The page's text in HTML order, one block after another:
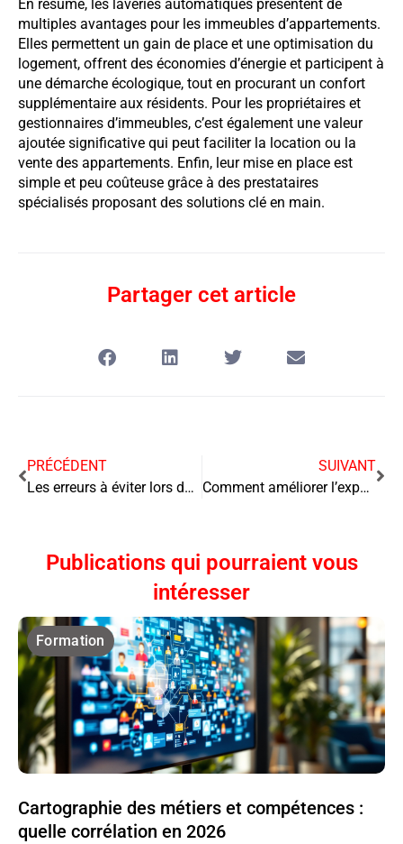
En résumé, les laveries automatiques présentent de
multiples avantages pour les immeubles d’appartements.
Elles permettent un gain de place et une optimisation du
logement, offrent des économies d’énergie et participent à
une démarche écologique, tout en procurant un confort
supplémentaire aux résidents. Pour les propriétaires et
gestionnaires d’immeubles, c’est également une valeur
ajoutée significative qui peut faciliter la location ou la
vente des appartements. Enfin, leur mise en place est
simple et peu coûteuse grâce à des prestataires
spécialisés proposant des solutions clé en main.
Partager cet article
PRÉCÉDENT
Les erreurs à éviter lors de la gestion de vos crédits avec Direct Écureuil compte en ligne
SUIVANT
Comment améliorer l’expérience client dans votre société de location de voiture ?
Publications qui pourraient vous
intéresser
Formation
Cartographie des métiers et compétences :
quelle corrélation en 2026